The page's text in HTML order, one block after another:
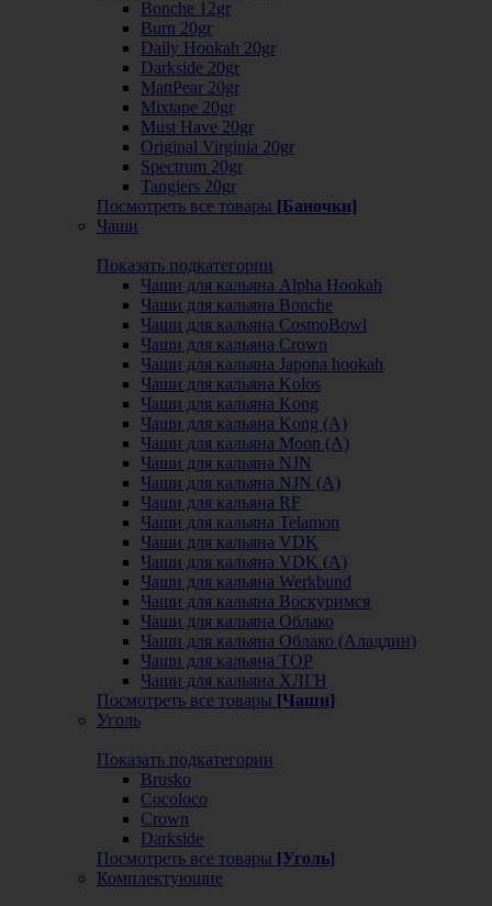
Bonche 12gr
Burn 20gr
Daily Hookah 20gr
Darkside 20gr
MattPear 20gr
Mixtape 20gr
Must Have 20gr
Original Virginia 20gr
Spectrum 20gr
Tangiers 20gr
Посмотреть все товары [Баночки]
Чаши
Показать подкатегории
Чаши для кальяна Alpha Hookah
Чаши для кальяна Bonche
Чаши для кальяна CosmoBowl
Чаши для кальяна Crown
Чаши для кальяна Japona hookah
Чаши для кальяна Kolos
Чаши для кальяна Kong
Чаши для кальяна Kong (A)
Чаши для кальяна Moon (А)
Чаши для кальяна NJN
Чаши для кальяна NJN (А)
Чаши для кальяна RF
Чаши для кальяна Telamon
Чаши для кальяна VDK
Чаши для кальяна VDK (А)
Чаши для кальяна Werkbund
Чаши для кальяна Воскуримся
Чаши для кальяна Облако
Чаши для кальяна Облако (Аладдин)
Чаши для кальяна ТОР
Чаши для кальяна ХЛГН
Посмотреть все товары [Чаши]
Уголь
Показать подкатегории
Brusko
Cocoloco
Crown
Darkside
Посмотреть все товары [Уголь]
Комплектующие